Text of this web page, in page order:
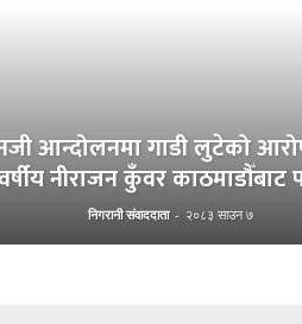
आन्दोलनमा गाडी लुटेको
नीराजन कुँवर काठमाडौँबाट
निगरानी संवाददाता - २०८३ साउन ७